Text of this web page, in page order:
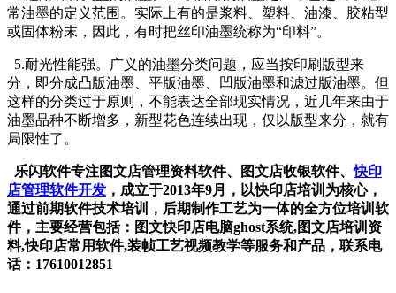
常油墨的定义范围。实际上有的是浆料、塑料、油漆、胶粘型
或固体粉末，因此，有时把丝印油墨统称为“印料”。
5.耐光性能强。广义的油墨分类问题，应当按印刷版型来
分，即分成凸版油墨、平版油墨、凹版油墨和滤过版油墨。但
这样的分类过于原则，不能表达全部现实情况，近几年来由于
油墨品种不断增多，新型花色连续出现，仅以版型来分，就有
局限性了。
乐闪软件专注图文店管理资料软件、图文店收银软件、快印
店管理软件开发 ，成立于2013年9月，以快印店培训为核心，
通过前期软件技术培训，后期制作工艺为一体的全方位培训软
件，主要经营包括：图文快印店电脑ghost系统,图文店培训资
料,快印店常用软件,装帧工艺视频教学等服务和产品，联系电
话：17610012851